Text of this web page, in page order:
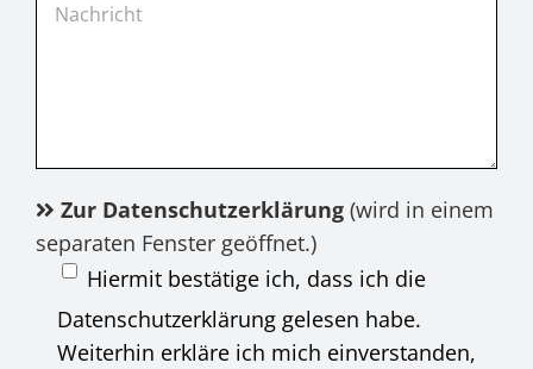
Zur Datenschutzerklärung(wird in einem
separaten Fenster geöffnet.)
Hiermit bestätige ich, dass ich die
Datenschutzerklärung gelesen habe.
Weiterhin erkläre ich mich einverstanden,